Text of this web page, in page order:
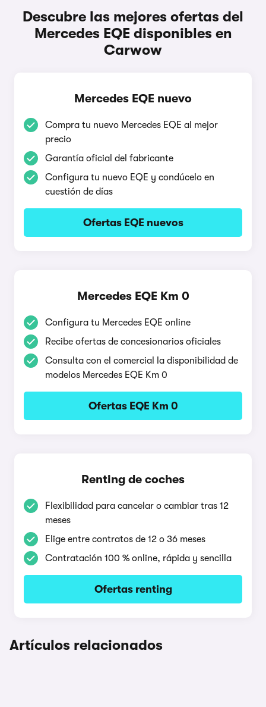
Descubre las mejores ofertas del
Mercedes EQE disponibles en
Carwow
Mercedes EQE nuevo
Compra tu nuevo Mercedes EQE al mejor
precio
Garantía oficial del fabricante
Configura tu nuevo EQE y condúcelo en
cuestión de días
Ofertas EQE nuevos
Mercedes EQE Km 0
Configura tu Mercedes EQE online
Recibe ofertas de concesionarios oficiales
Consulta con el comercial la disponibilidad de
modelos Mercedes EQE Km 0
Ofertas EQE Km 0
Renting de coches
Flexibilidad para cancelar o cambiar tras 12
meses
Elige entre contratos de 12 o 36 meses
Contratación 100 % online, rápida y sencilla
Ofertas renting
Artículos relacionados